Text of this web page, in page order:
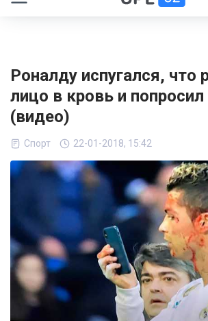
Роналду испугался, что
лицо в кровь и попросил
(видео)
Спорт 22-01-2018, 15:42